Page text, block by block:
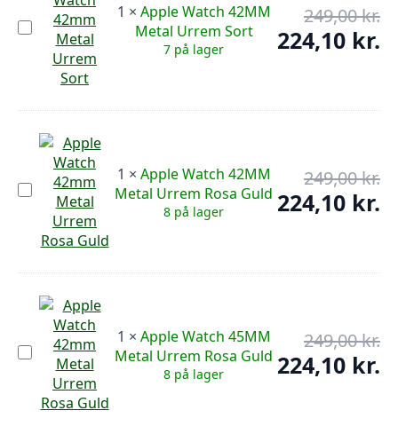
Apple
Watch
42MM
Metal
Urrem
1 × Apple Watch 42MM
Metal Urrem Sort
7 på lager
249,00kr.
224,10 kr.
Apple
Watch
42MM
Metal
Urrem
Guld
1 × Apple Watch 42MM
Metal Urrem Rosa Guld
8 på lager
249,00kr.
224,10 kr.
Apple
Watch
45MM
Metal
Urrem
1 × Apple Watch 45MM
Metal Urrem Rosa Guld
8 på lager
249,00kr.
224,10 kr.